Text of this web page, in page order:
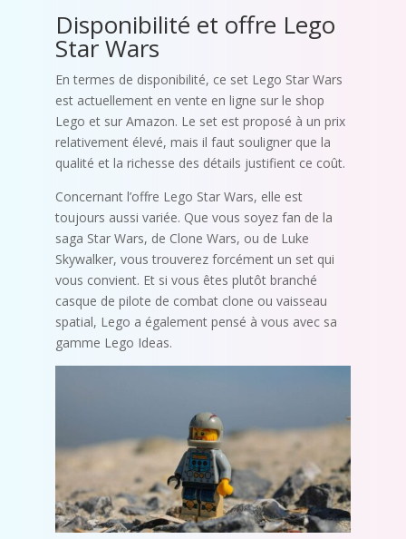
Disponibilité et offre Lego
Star Wars
En termes de disponibilité, ce set Lego Star Wars
est actuellement en vente en ligne sur le shop
Lego et sur Amazon. Le set est proposé à un prix
relativement élevé, mais il faut souligner que la
qualité et la richesse des détails justifient ce coût.
Concernant l’offre Lego Star Wars, elle est
toujours aussi variée. Que vous soyez fan de la
saga Star Wars, de Clone Wars, ou de Luke
Skywalker, vous trouverez forcément un set qui
vous convient. Et si vous êtes plutôt branché
casque de pilote de combat clone ou vaisseau
spatial, Lego a également pensé à vous avec sa
gamme Lego Ideas.